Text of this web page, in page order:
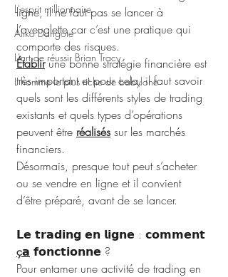
L'esprit millionnaire
Aliko Dangote
L'art de réussir Brian Tracy
L homme le plus riche de babylone
ligne, il ne faut pas se lancer à
l’aveuglette car c’est une pratique qui
comporte des risques.
Établir une bonne stratégie financière est
très important et pour cela, il faut savoir
quels sont les différents styles de trading
existants et quels types d’opérations
peuvent être réalisés sur les marchés
financiers.
Désormais, presque tout peut s’acheter
ou se vendre en ligne et il convient
d’être préparé, avant de se lancer.
𝗟𝗲 𝘁𝗿𝗮𝗱𝗶𝗻𝗴 𝗲𝗻 𝗹𝗶𝗴𝗻𝗲 : 𝗰𝗼𝗺𝗺𝗲𝗻𝘁
ç𝗮 𝗳𝗼𝗻𝗰𝘁𝗶𝗼𝗻𝗻𝗲 ?
Pour entamer une activité de trading en